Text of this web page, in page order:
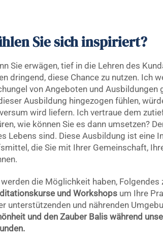
Sie sich inspiriert?
Sie erwägen, tief in die Lehren des
dringend, diese Chance zu nutzen. Ich
von Angeboten und Ausbildungen
Ausbildung hingezogen fühlen,
wird liefern. Ich vertraue dem
wie können Sie es dann umsetzen?
Lebens sind. Diese Ausbildung ist eine
die Sie mit Ihrer Gemeinschaft,
werden die Möglichkeit haben, Folgendes
und Workshopsum Ihre
unterstützenden und nährenden
und den Zauber Balis während